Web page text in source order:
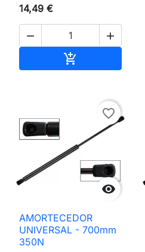
14,49 €
 


favorite_border
AMORTECEDOR
UNIVERSAL - 700mm
350N